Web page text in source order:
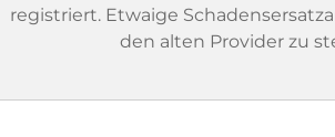
registriert. Etwaige
den alten Provider zu